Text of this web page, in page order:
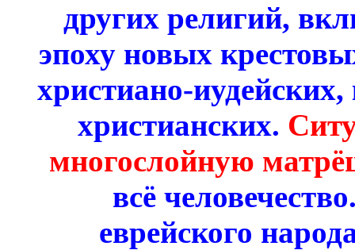
других религий,
эпоху новых
христиано-иудейских,
христианских.
многослойную
всё
еврейского